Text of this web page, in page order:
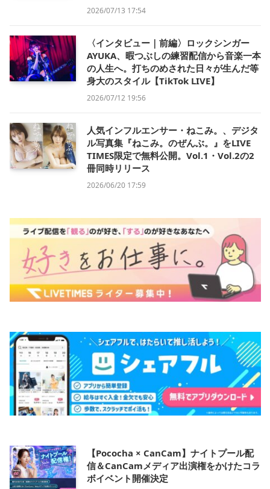
2026/07/13 17:54
〈インタビュー｜前編〉ロックシンガー
AYUKA、暇つぶしの練習配信から音楽一本
の人生へ。打ちのめされた日々が生んだ等
身大のスタイル【TikTok LIVE】
2026/07/12 19:56
人気インフルエンサー・ねこみ。、デジタ
ル写真集『ねこみ。のぜんぶ。』をLIVE
TIMES限定で無料公開。Vol.1・Vol.2の2
冊同時リリース
2026/06/20 17:59
【Pococha × CanCam】ナイトプール配
信＆CanCamメディア出演権をかけたコラ
ボイベント開催決定